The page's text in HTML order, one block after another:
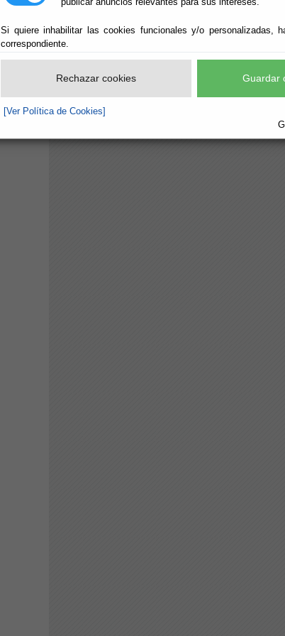
Si quiere inhabilitar las cookies funcionales y/o personalizadas,
correspondiente.
Rechazar cookies Guardar
[Ver Política de Cookies]